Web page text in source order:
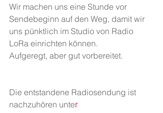
Wir machen uns eine Stunde vor
Sendebeginn auf den Weg, damit wir
uns pünktlich im Studio von Radio
LoRa einrichten können.
Aufgeregt, aber gut vorbereitet.
Die entstandene Radiosendung ist
nachzuhören unter